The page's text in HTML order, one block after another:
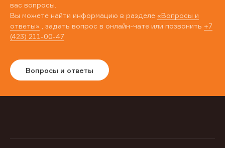
вас вопросы.
Вы можете найти информацию в разделе «Вопросы и
ответы» , задать вопрос в онлайн-чате или позвонить +7
(423) 211-00-47
Вопросы и ответы